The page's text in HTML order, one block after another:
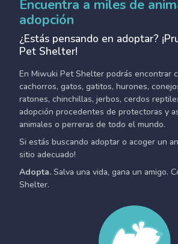
Encuentra a miles de
adopción
¿Estás pensando en adoptar?
Pet Shelter!
En Miwuki Pet Shelter podrás encontrar
cachorros, gatos, gatitos, hurones,
ratones, chinchillas, jerbos, cerdos
adopción procedentes de protectoras y
animales o perreras de todo el mundo.
Si estás buscando adoptar o acoger un
sitio adecuado!
Adopta. Salva una vida, gana un amigo.
Shelter.